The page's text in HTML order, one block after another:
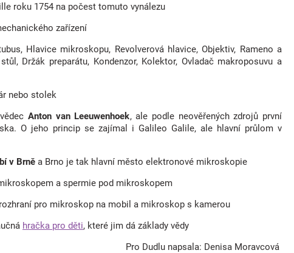
roku 1754 na počest tomuto vynálezu
zařízení
Hlavice mikroskopu, Revolverová hlavice, Objektiv, Rameno a
Držák preparátu, Kondenzor, Kolektor, Ovladač makroposuvu a
nebo stolek
Anton van Leeuwenhoek, ale podle neověřených zdrojů první
O jeho princip se zajímal i Galileo Galile, ale hlavní průlom v
v Brně a Brno je tak hlavní město elektronové mikroskopie
a spermie pod mikroskopem
pro mikroskop na mobil a mikroskop s kamerou
hračka pro děti, které jim dá základy vědy
Pro Dudlu napsala: Denisa Moravcová